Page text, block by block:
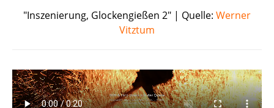
"Inszenierung, Glockengießen 2" | Quelle: Werner
Vitztum